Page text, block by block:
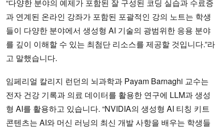
“다양한 분야의 예제가 포함된 잘 구성된 코딩 실습과 수료증
과 연계된 온라인 강좌가 포함된 포괄적인 강의 노트는 학생
들이 다양한 분야에서 생성형 AI 기술의 광범위한 응용 분야
를 깊이 이해할 수 있는 최첨단 리소스를 제공할 것입니다.”라
고 말했습니다.
임페리얼 칼리지 런던의 뇌과학과 Payam Barnaghi 교수는
전자 건강 기록과 의료 데이터를 활용한 연구에 LLM과 생성
형 AI를 활용하고 있습니다. “NVIDIA의 생성형 AI 티칭 키트
콘텐츠는 AI와 머신 러닝의 최신 개발 사항을 배우는 학생들